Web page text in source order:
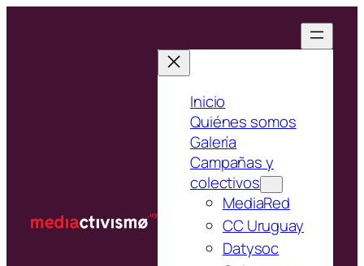
Inicio
Quiénes somos
Galería
Campañas y
colectivos
MediaRed
CC Uruguay
Datysoc